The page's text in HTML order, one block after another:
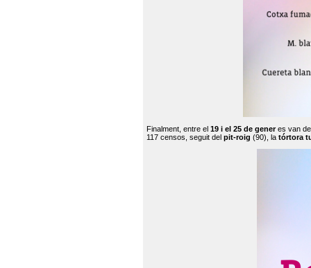
Finalment, entre el 19 i el 25 de generes van
117 censos, seguit del pit-roig (90), la tórtora